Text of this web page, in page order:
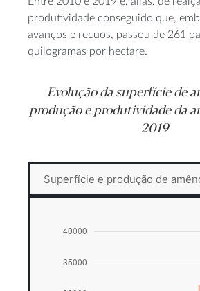
produtividade conseguido que,
avanços e recuos, passou de 261
quilogramas por hectare.
Evolução da superfície de
produção e produtividade da
2019
Superfície e produção de